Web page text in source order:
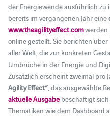
der Energiewende ausführlich zu
bereits im vergangenen Jahr eine
www.theagilityeffect.comwerden
online gestellt. Sie berichten
aller Welt, die zur konkreten
Umbrüche in der Energie und
Zusätzlich erscheint zweimal pro
Agility Effect“, das ausgewählte
aktuelle Ausgabebeschäftigt sich
Thematiken wie dem Dashboard